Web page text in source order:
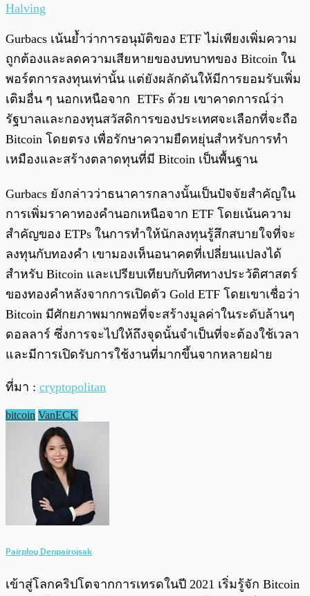
Halving
Gurbacs เน้นย้ำว่าการอนุมัติของ ETF ไม่เพียงเพิ่มความ
ถูกต้องและลดความเสียหายของบทบาทของ Bitcoin ใน
พอร์ตการลงทุนเท่านั้น แต่ยังผลักดันให้มีการยอมรับเพิ่ม
เติมอื่น ๆ นอกเหนือจาก ETFs ด้วย เขาคาดการณ์ว่า
รัฐบาลและกองทุนสวัสดิการของประเทศจะเลือกที่จะถือ
Bitcoin โดยตรง เพื่อรักษาความยืดหยุ่นสำหรับการทำ
เหมืองและสร้างตลาดทุนที่มี Bitcoin เป็นพื้นฐาน
Gurbacs ยังกล่าวว่าธนาคารกลางนั้นเป็นปัจจัยสำคัญใน
การเพิ่มราคาทองคำนอกเหนือจาก ETF โดยเน้นความ
สำคัญของ ETPs ในการทำให้นักลงทุนรู้สึกสบายใจที่จะ
ลงทุนกับทองคำ เขามองเห็นอนาคตที่เปลี่ยนแปลงได้
สำหรับ Bitcoin และเปรียบเทียบกับทิศทางประวัติศาสตร์
ของทองคำหลังจากการเปิดตัว Gold ETF โดยเขาเชื่อว่า
Bitcoin มีศักยภาพมากพอที่จะสร้างมูลค่าในระดับล้านๆ
ดอลลาร์ ซึ่งการจะไปให้ถึงจุดนั้นจำเป็นที่จะต้องใช้เวลา
และมีการเปิดรับการใช้งานที่มากขึ้นจากหลายฝ่าย
ที่มา : cryptopolitan
bitcoin VanECK
Pairploy Denpairojsak
เข้าสู่โลกคริปโตจากการเทรดในปี 2021 เริ่มรู้จัก Bitcoin